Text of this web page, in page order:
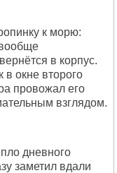
к морю:
в корпус.
в окне второго
провожал его
взглядом.
дневного
заметил вдали